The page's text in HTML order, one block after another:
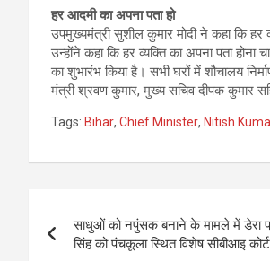
हर आदमी का अपना पता हो
उपमुख्यमंत्री सुशील कुमार मोदी ने कहा कि
उन्होंने कहा कि हर व्यक्ति का अपना पता
का शुभारंभ किया है। सभी घरों में शौचालय
मंत्री श्रवण कुमार, मुख्य सचिव दीपक कुमार
Tags: Bihar, Chief Minister, Nitish
navigation
साधुओं को नपुंसक बनाने के मामले में डेरा
सिंह को पंचकूला स्थित विशेष सीबीआइ